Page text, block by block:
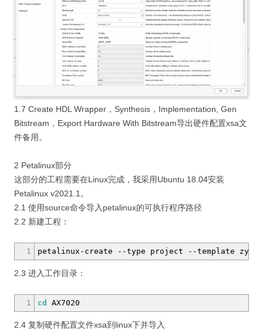
1.7 Create HDL Wrapper，Synthesis，Implementation, Gen
Bitstream，Export Hardware With Bitstream导出硬件配置xsa文
件备用。
2 Petalinux部分
这部分的工程需要在Linux完成，我采用Ubuntu 18.04安装
Petalinux v2021.1。
2.1 使用source命令导入petalinux的可执行程序路径
2.2 新建工程：
1 petalinux-create --type project --template zynq
2.3 进入工作目录：
1 cd AX7020
2.4 复制硬件配置文件xsa到linux下并导入